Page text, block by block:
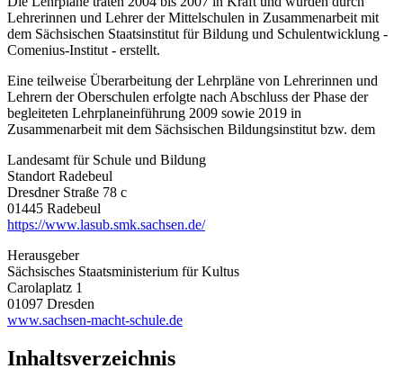
Lehrerinnen und Lehrer der Mittelschulen in Zusammenarbeit mit
dem Sächsischen Staatsinstitut für Bildung und Schulentwicklung -
Comenius-Institut - erstellt.
Eine teilweise Überarbeitung der Lehrpläne von Lehrerinnen und
Lehrern der Oberschulen erfolgte nach Abschluss der Phase der
begleiteten Lehrplaneinführung 2009 sowie 2019 in
Zusammenarbeit mit dem Sächsischen Bildungsinstitut bzw. dem
Landesamt für Schule und Bildung
Standort Radebeul
Dresdner Straße 78 c
01445 Radebeul
https://www.lasub.smk.sachsen.de/
Herausgeber
Sächsisches Staatsministerium für Kultus
Carolaplatz 1
01097 Dresden
www.sachsen-macht-schule.de
Inhaltsverzeichnis